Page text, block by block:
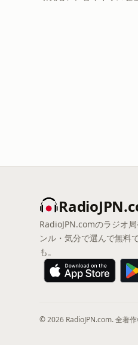
RadioJPN.comのラジオ
ンル・気分で選んで無料
も。
© 2026 RadioJPN.com. 全著作